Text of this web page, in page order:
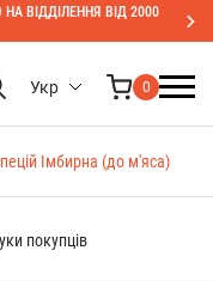
ВІДДІЛЕННЯ ВІД 2000
Укр 0
Імбирна (до м'яса)
покупців